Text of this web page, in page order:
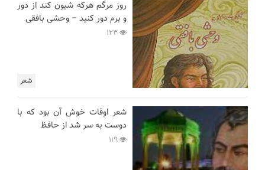
شعر
روز مرگم هرکه شیون کند از دور
و برم دور کنید – وحشی بافقی
شعر اوقات خوش آن بود که با
دوست به سر شد از حافظ